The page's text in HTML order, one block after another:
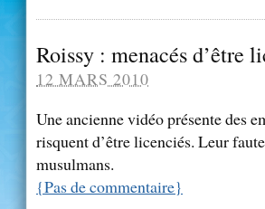
Roissy : menacés d’être
12 MARS 2010
Une ancienne vidéo présente des
risquent d’être licenciés. Leur
musulmans.
{Pas de commentaire}